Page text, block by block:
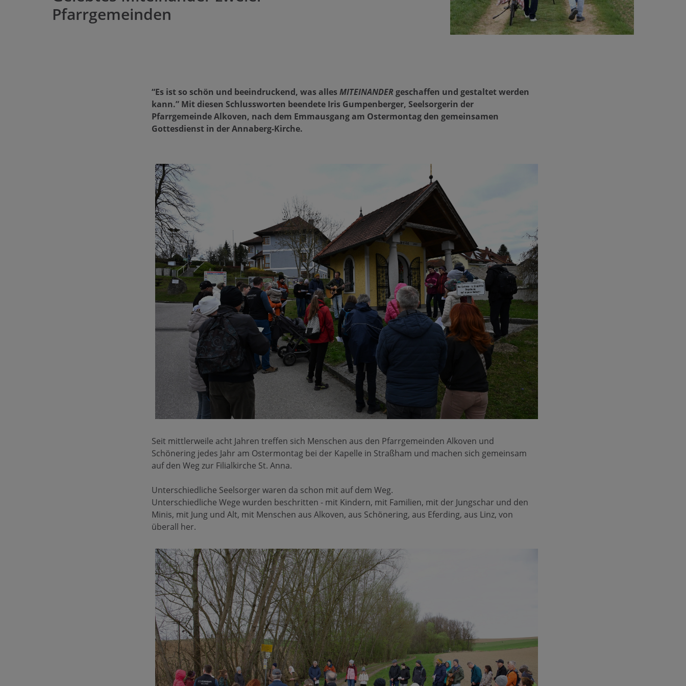
Pfarrgemeinden
“Es ist so schön und beeindruckend, was allesMITEINANDER geschaffen und gestaltet werden
kann.” Mit diesen Schlussworten beendete Iris Gumpenberger, Seelsorgerin der
Pfarrgemeinde Alkoven, nach dem Emmausgang am Ostermontag den gemeinsamen
Gottesdienst in der Annaberg-Kirche.
Seit mittlerweile acht Jahren treffen sich Menschen aus den Pfarrgemeinden Alkoven und
Schönering jedes Jahr am Ostermontag bei der Kapelle in Straßham und machen sich gemeinsam
auf den Weg zur Filialkirche St. Anna.
Unterschiedliche Seelsorger waren da schon mit auf dem Weg.
Unterschiedliche Wege wurden beschritten - mit Kindern, mit Familien, mit der Jungschar und den
Minis, mit Jung und Alt, mit Menschen aus Alkoven, aus Schönering, aus Eferding, aus Linz, von
überall her.